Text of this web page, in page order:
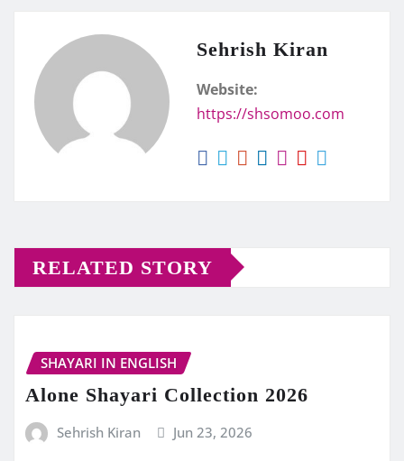
Sehrish Kiran
Website:
https://shsomoo.com
RELATED STORY
SHAYARI IN ENGLISH
Alone Shayari Collection 2026
Sehrish Kiran Jun 23, 2026